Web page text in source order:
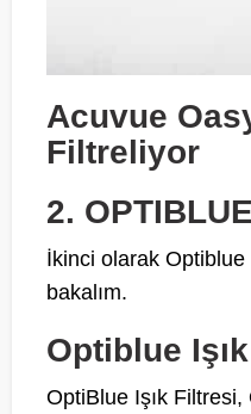
Acuvue
Filtreliyor
2.
İkinci olarak Optiblue
bakalım.
Optiblue
OptiBlue Işık